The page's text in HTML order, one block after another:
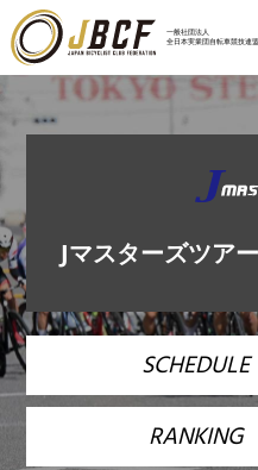
一般社団法人
全日本実業団自転車競技連盟
ニ
ラン
レ
チー
競
Jマスターズツア
SCHEDULE
RANKING